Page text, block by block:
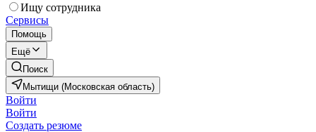
Ищу сотрудника
Сервисы
Помощь
Ещё
Поиск
Мытищи (Московская область)
Войти
Войти
Создать резюме